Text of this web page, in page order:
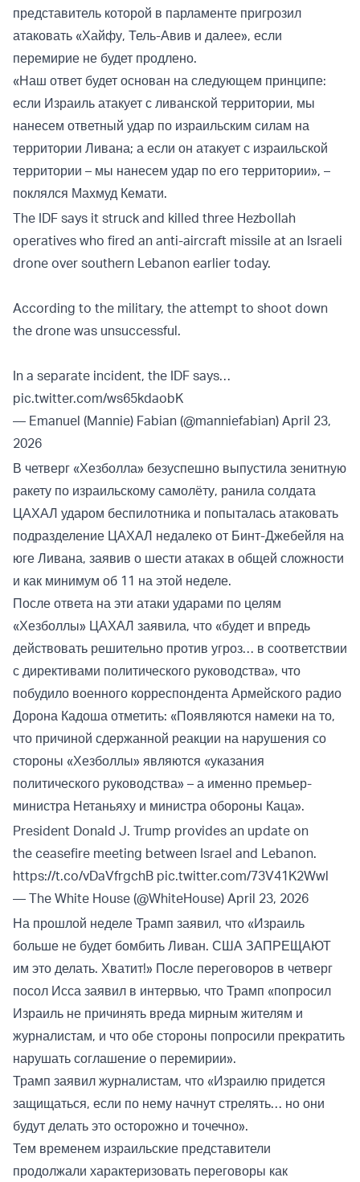
представитель которой в парламенте пригрозил
атаковать «Хайфу, Тель-Авив и далее», если
перемирие не будет продлено.
«Наш ответ будет основан на следующем принципе:
если Израиль атакует с ливанской территории, мы
нанесем ответный удар по израильским силам на
территории Ливана; а если он атакует с израильской
территории – мы нанесем удар по его территории», –
поклялся Махмуд Кемати.
The IDF says it struck and killed three Hezbollah
operatives who fired an anti-aircraft missile at an Israeli
drone over southern Lebanon earlier today.
According to the military, the attempt to shoot down
the drone was unsuccessful.
In a separate incident, the IDF says…
pic.twitter.com/ws65kdaobK
— Emanuel (Mannie) Fabian (@manniefabian) April 23,
2026
В четверг «Хезболла» безуспешно выпустила зенитную
ракету по израильскому самолёту, ранила солдата
ЦАХАЛ ударом беспилотника и попыталась атаковать
подразделение ЦАХАЛ недалеко от Бинт-Джебейля на
юге Ливана, заявив о шести атаках в общей сложности
и как минимум об 11 на этой неделе.
После ответа на эти атаки ударами по целям
«Хезболлы» ЦАХАЛ заявила, что «будет и впредь
действовать решительно против угроз… в соответствии
с директивами политического руководства», что
побудило военного корреспондента Армейского радио
Дорона Кадоша отметить: «Появляются намеки на то,
что причиной сдержанной реакции на нарушения со
стороны «Хезболлы» являются «указания
политического руководства» – а именно премьер-
министра Нетаньяху и министра обороны Каца».
President Donald J. Trump provides an update on
the ceasefire meeting between Israel and Lebanon.
https://t.co/vDaVfrgchB pic.twitter.com/73V41K2Wwl
— The White House (@WhiteHouse) April 23, 2026
На прошлой неделе Трамп заявил, что «Израиль
больше не будет бомбить Ливан. США ЗАПРЕЩАЮТ
им это делать. Хватит!» После переговоров в четверг
посол Исса заявил в интервью, что Трамп «попросил
Израиль не причинять вреда мирным жителям и
журналистам, и что обе стороны попросили прекратить
нарушать соглашение о перемирии».
Трамп заявил журналистам, что «Израилю придется
защищаться, если по нему начнут стрелять… но они
будут делать это осторожно и точечно».
Тем временем израильские представители
продолжали характеризовать переговоры как